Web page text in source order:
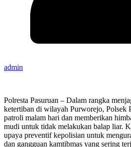
admin
Polresta Pasuruan – Dalam rangka
ketertiban di wilayah Purworejo, Polsek
patroli malam hari dan memberikan
mudi untuk tidak melakukan balap liar.
upaya preventif kepolisian untuk
dan gangguan kamtibmas yang sering